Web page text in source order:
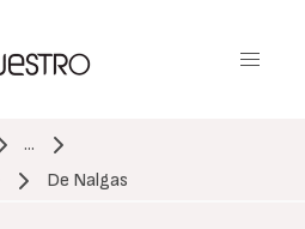
...
De Nalgas